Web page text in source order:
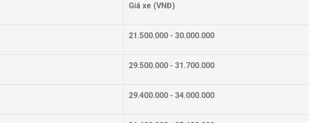
Giá xe (VNĐ)
21.500.000 - 30.000.000
29.500.000 - 31.700.000
29.400.000 - 34.000.000